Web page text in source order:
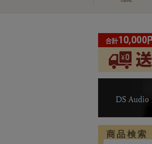
商品検索